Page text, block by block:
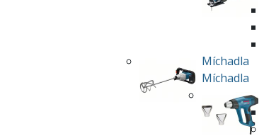
Míchadla
Míchadla